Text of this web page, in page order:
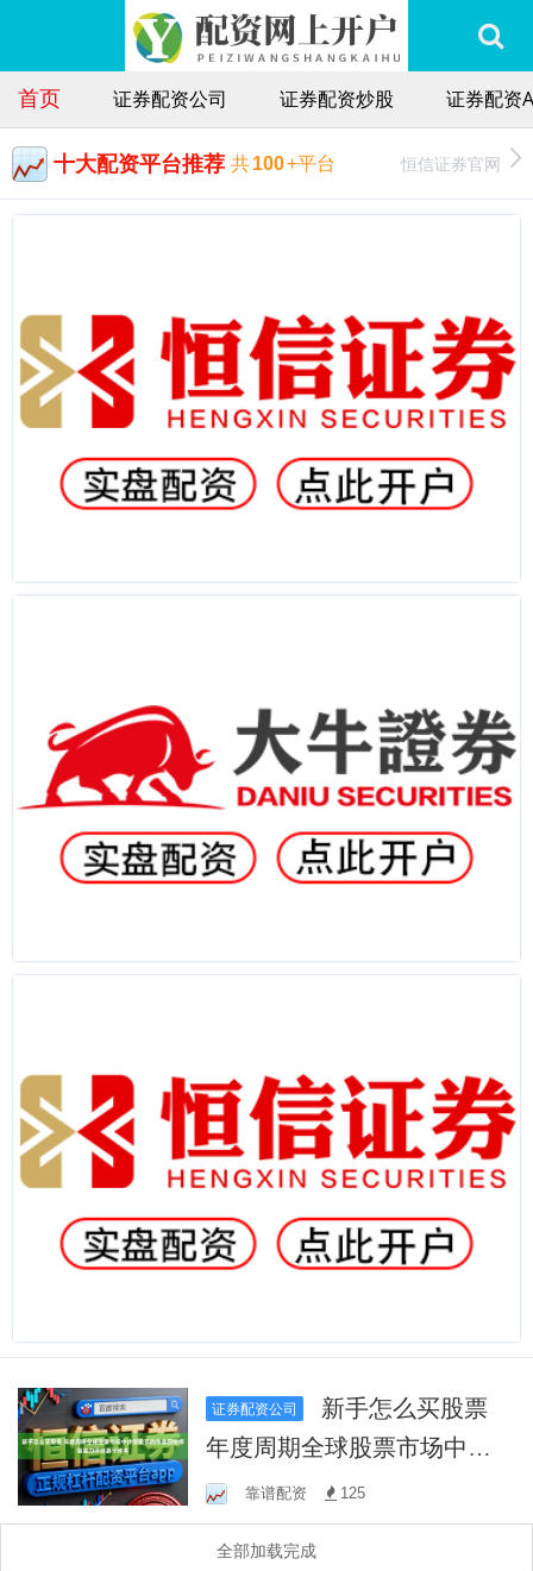
首页 证券配资公司 证券配资炒股 证券配资
十大配资平台推荐 共100+平台 恒信证券官网
证券配资公司
年度周期全球股票市场中炒
股配资的净值回撤修复能力
评估基于样本
靠谱配资 125
全部加载完成